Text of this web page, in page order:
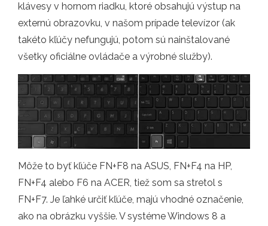
klávesy v hornom riadku, ktoré obsahujú výstup na
externú obrazovku, v našom prípade televízor (ak
takéto kľúčy nefungujú, potom sú nainštalované
všetky oficiálne ovládače a výrobné služby).
Môže to byť kľúče FN+F8 na ASUS, FN+F4 na HP,
FN+F4 alebo F6 na ACER, tiež som sa stretol s
FN+F7. Je ľahké určiť kľúče, majú vhodné označenie,
ako na obrázku vyššie. V systéme Windows 8 a